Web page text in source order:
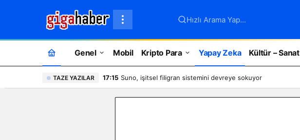
Hızlı Arama Yap...
Genel Mobil Kripto Para Yapay Zeka Kültür – Sanat
TAZE YAZILAR
17:15 Suno, işitsel filigran sistemini devreye sokuyor